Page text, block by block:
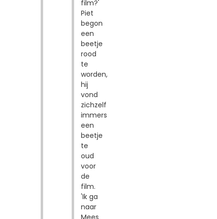
film?'
Piet
begon
een
beetje
rood
te
worden,
hij
vond
zichzelf
immers
een
beetje
te
oud
voor
de
film.
'Ik ga
naar